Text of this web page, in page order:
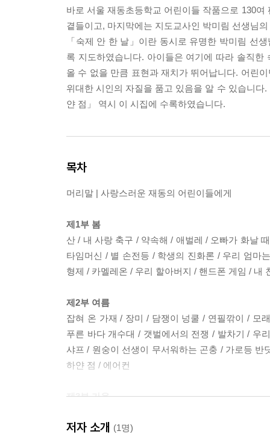
바로 서울 재동초등학교 어린이들 작품으로 130
곁들이고, 마지막에는 지도교사인 박미림 선생님
「숙제 안 한 날」이란 동시로 유명한 박미림 선
록 지도하였습니다. 아이들은 여기에 따라 솔직
올 수 없을 만큼 표현과 재치가 뛰어납니다. 어린
위대한 시인의 자질을 품고 있음을 알 수 있습니다
얀 점」 역시 이 시집에 수록하였습니다.
목차
머리말 | 사랑스러운 재동의 어린이들에게
제1부 봄
산 / 내 사랑 축구 / 약속해 / 애벌레 / 오빠가 화날
타임머신 / 별 손전등 / 학생의 진화론 / 우리 엄마
형제 / 카멜레온 / 우리 할아버지 / 핸드폰 게임 / 내
제2부 여름
잡혀 온 가재 / 장미 / 담쟁이 넝쿨 / 연필깎이 / 모
푸른 바다 개수대 / 갯벌에서의 전쟁 / 발차기 / 우
샤프 / 원숭이 선생이 무서워하는 곤충 / 가로등
하얀 점 / 에어컨
제3부 가을
박물관 / 태풍 / 사탕 / 별나라 어딘가 야구 / 핸드
저자 소개 (1명)